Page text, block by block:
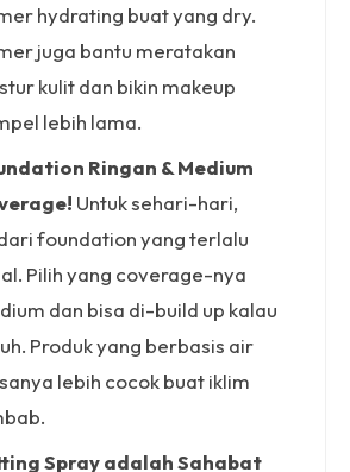
hydrating buat yang dry.
juga bantu meratakan
kulit dan bikin makeup
lebih lama.
Ringan & Medium
Untuk sehari-hari,
foundation yang terlalu
Pilih yang coverage-nya
dan bisa di-build up kalau
Produk yang berbasis air
lebih cocok buat iklim
Spray adalah Sahabat